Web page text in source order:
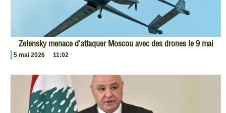
Zelensky menace d’attaquer Moscou avec des drones le 9 mai
5 mai 2026 11:02